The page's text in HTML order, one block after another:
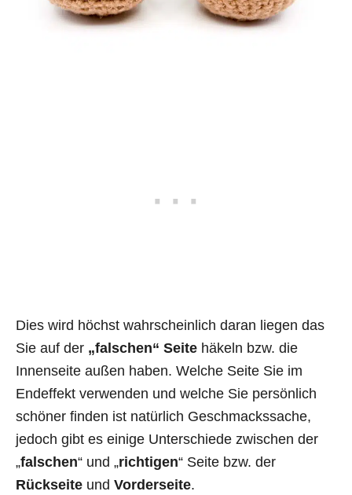
Dies wird höchst wahrscheinlich daran liegen das
Sie auf der „falschen“ Seite häkeln bzw. die
Innenseite außen haben. Welche Seite Sie im
Endeffekt verwenden und welche Sie persönlich
schöner finden ist natürlich Geschmackssache,
jedoch gibt es einige Unterschiede zwischen der
„falschen“ und „richtigen“ Seite bzw. der
Rückseite und Vorderseite.